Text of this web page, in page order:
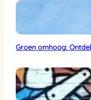
Groen omhoog: